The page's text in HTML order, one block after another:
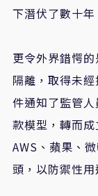
下潛伏了數十年
更令外界錯愕
隔離，取得未
件通知了監管人
款模型，轉而成
AWS 、蘋果、微
頭，以防禦性